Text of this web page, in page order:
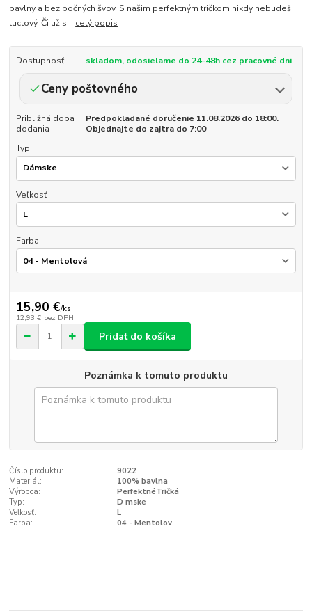
bavlny a bez bočných švov. S našim perfektným tričkom nikdy nebudeš
tuctový. Či už s... celý popis
Dostupnosť skladom, odosielame do 24-48h cez pracovné dni
Ceny poštovného
Približná doba
dodania
Predpokladané doručenie 11.08.2026 do 18:00.
Objednajte do zajtra do 7:00
Typ
Veľkosť
Farba
15,90 €/ks
12,93 € bez DPH
Pridať do košíka
Poznámka k tomuto produktu
Číslo produktu:
9022
Materiál:
100% bavlna
Výrobca:
PerfektnéTričká
Typ:
D mske
Veľkosť:
L
Farba:
04 - Mentolov